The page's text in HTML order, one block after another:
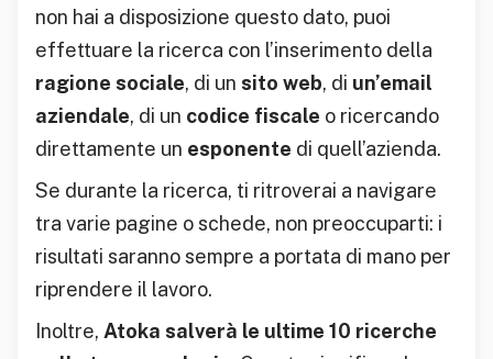
non hai a disposizione questo dato, puoi
effettuare la ricerca con l’inserimento della
ragione sociale, di un sito web, di un’email
aziendale, di un codice fiscale o ricercando
direttamente un esponente di quell’azienda.
Se durante la ricerca, ti ritroverai a navigare
tra varie pagine o schede, non preoccuparti: i
risultati saranno sempre a portata di mano per
riprendere il lavoro.
Inoltre, Atoka salverà le ultime 10 ricerche